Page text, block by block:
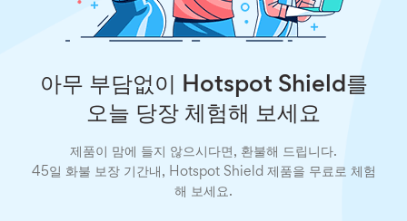
아무 부담없이 Hotspot Shield를
오늘 당장 체험해 보세요
제품이 맘에 들지 않으시다면, 환불해 드립니다.
45일 화불 보장 기간내, Hotspot Shield 제품을 무료로 체험
해 보세요.